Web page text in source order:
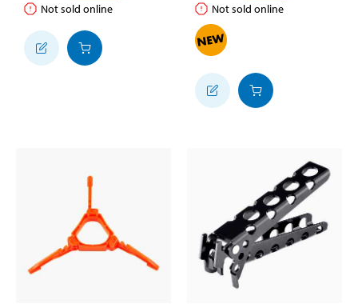
Not sold online Not sold online